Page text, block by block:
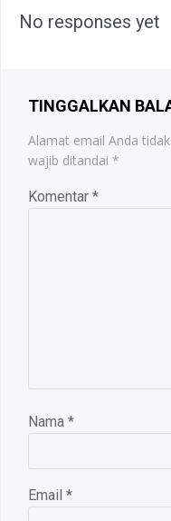
No responses yet
TINGGALKAN
Alamat email Anda
wajib ditandai *
Komentar *
Nama *
Email *